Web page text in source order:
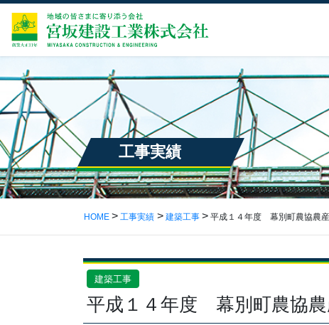
工事実績
HOME 工事実績 建築工事 平成１４年度 幕別町農協農
建築工事
平成１４年度 幕別町農協